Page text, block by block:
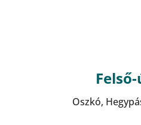
Oszkó,